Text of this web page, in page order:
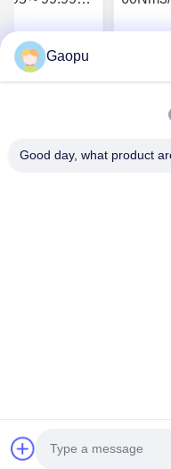
の 価格 を 入手
Gaopu Ultra pure gas
Gaopu
Good day, what product